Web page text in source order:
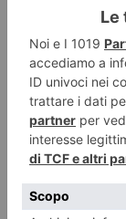
SPID, il
L’identità SPID
(Identity
nel rispetto delle
identità digitali e
I progetti di
delsocio
servizi socio-